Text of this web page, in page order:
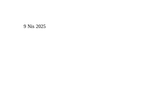
9 Nis 2025